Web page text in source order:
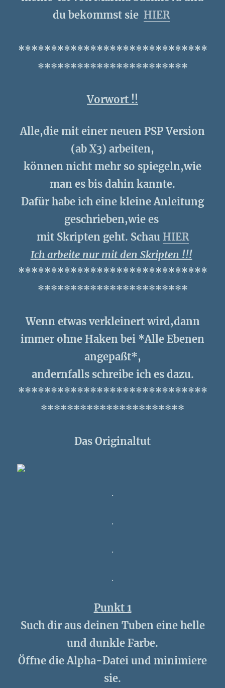
du bekommst sie HIER
*****************************
***********************
Vorwort !!
Alle,die mit einer neuen PSP Version
(ab X3) arbeiten,
können nicht mehr so spiegeln,wie
man es bis dahin kannte.
Dafür habe ich eine kleine Anleitung
geschrieben,wie es
mit Skripten geht. Schau HIER
Ich arbeite nur mit den Skripten !!!
*****************************
***********************
Wenn etwas verkleinert wird,dann
immer ohne Haken bei *Alle Ebenen
angepaßt*,
andernfalls schreibe ich es dazu.
*****************************
**********************
Das Originaltut
.
.
.
.
Punkt 1
Such dir aus deinen Tuben eine helle
und dunkle Farbe.
Öffne die Alpha-Datei und minimiere
sie.